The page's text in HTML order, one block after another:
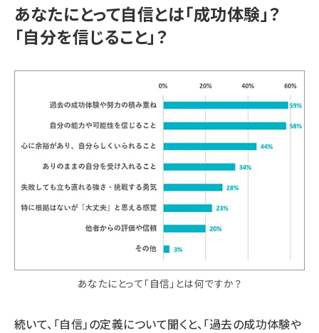
あなたにとって自信とは「成功体験」？
「自分を信じること」？
あなたにとって「自信」とは何ですか？
続いて、「自信」の定義について聞くと、「過去の成功体験や